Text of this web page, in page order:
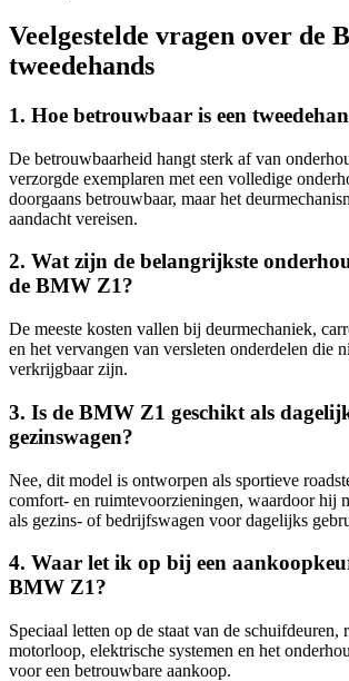
Veelgestelde vragen over de
tweedehands
1. Hoe betrouwbaar is een
De betrouwbaarheid hangt sterk af van
verzorgde exemplaren met een volledige
doorgaans betrouwbaar, maar het
aandacht vereisen.
2. Wat zijn de belangrijkste
de BMW Z1?
De meeste kosten vallen bij deurmechaniek,
en het vervangen van versleten onderdelen die
verkrijgbaar zijn.
3. Is de BMW Z1 geschikt als
gezinswagen?
Nee, dit model is ontworpen als sportieve
comfort- en ruimtevoorzieningen, waardoor hij
als gezins- of bedrijfswagen voor dagelijks
4. Waar let ik op bij een
BMW Z1?
Speciaal letten op de staat van de schuifdeuren,
motorloop, elektrische systemen en het
voor een betrouwbare aankoop.